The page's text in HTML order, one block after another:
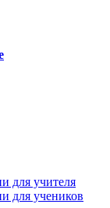
для учителя
для учеников